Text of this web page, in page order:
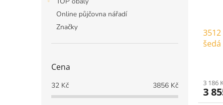
Online půjčovna nářadí
Značky
Cena
32 Kč 3856 Kč
šedá
3 186
3